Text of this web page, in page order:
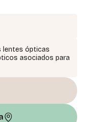
lentes ópticas
asociados para